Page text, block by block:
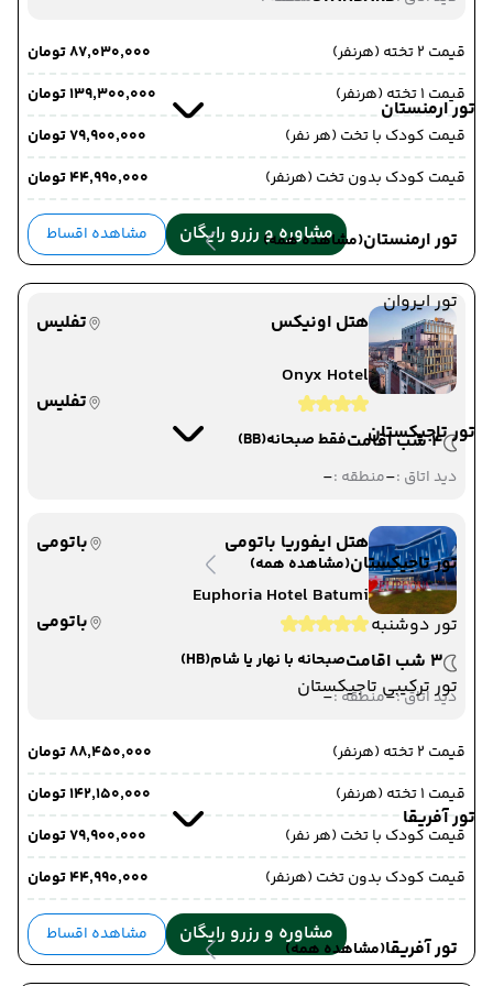
تور ارمنستان
تور ارمنستان(مشاهده همه)
تور ایروان
تور تاجیکستان
تور تاجیکستان(مشاهده همه)
تور دوشنبه
تور ترکیبی تاجیکستان
تور آفریقا
تور آفریقا(مشاهده همه)
قیمت 2 تخته (هرنفر)
۸۷٬۰۳۰٬۰۰۰ تومان
قیمت 1 تخته (هرنفر)
۱۳۹٬۳۰۰٬۰۰۰ تومان
قیمت کودک با تخت (هر نفر)
۷۹٬۹۰۰٬۰۰۰ تومان
قیمت کودک بدون تخت (هرنفر)
۴۴٬۹۹۰٬۰۰۰ تومان
مشاوره و رزرو رایگان مشاهده اقساط
هتل اونیکس
تفلیس
Onyx Hotel
تفلیس
4 شب اقامت
فقط صبحانه(BB)
دید اتاق :-منطقه :-
هتل ایفوریا باتومی
باتومی
Euphoria Hotel Batumi
باتومی
3 شب اقامت
صبحانه با نهار یا شام(HB)
دید اتاق :-منطقه :-
قیمت 2 تخته (هرنفر)
۸۸٬۴۵۰٬۰۰۰ تومان
قیمت 1 تخته (هرنفر)
۱۴۲٬۱۵۰٬۰۰۰ تومان
قیمت کودک با تخت (هر نفر)
۷۹٬۹۰۰٬۰۰۰ تومان
قیمت کودک بدون تخت (هرنفر)
۴۴٬۹۹۰٬۰۰۰ تومان
مشاوره و رزرو رایگان مشاهده اقساط